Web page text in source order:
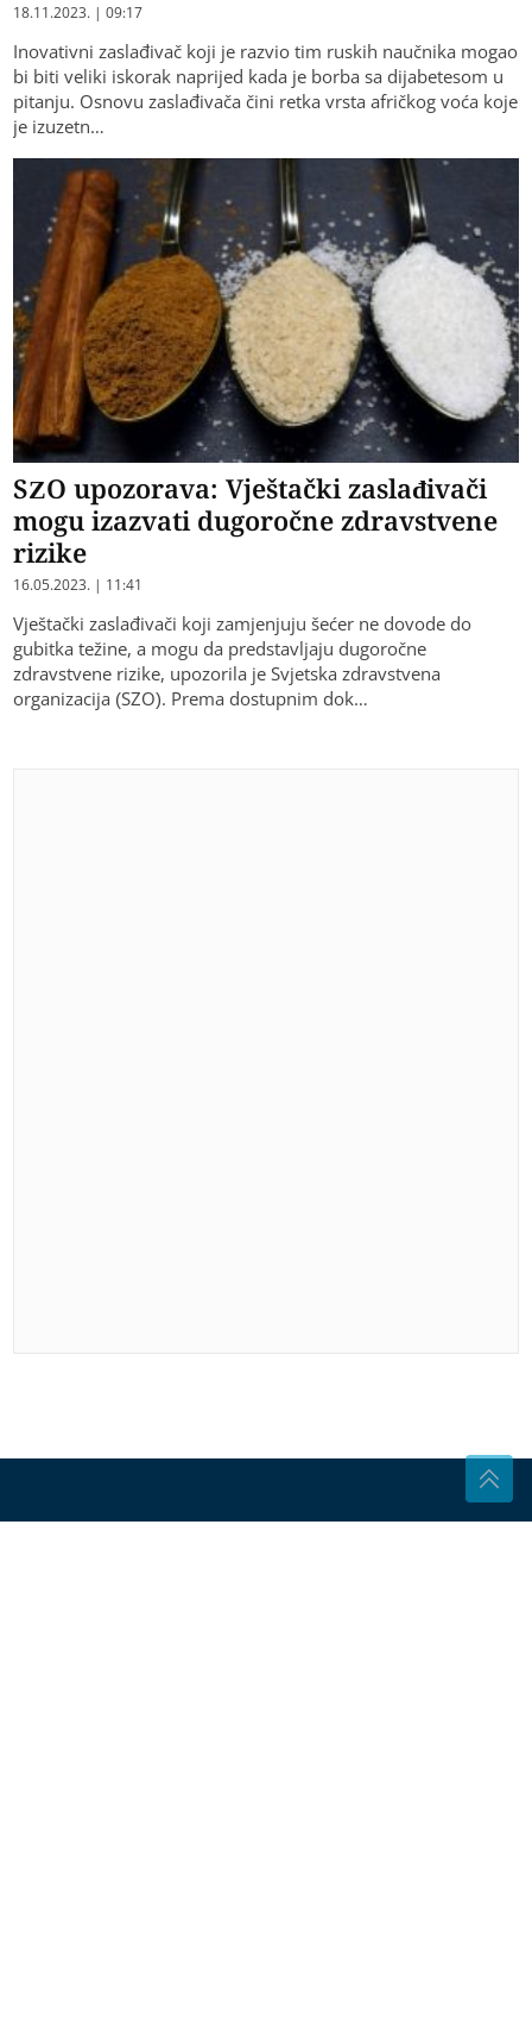
18.11.2023. | 09:17
Inovativni zaslađivač koji je razvio tim ruskih naučnika mogao
bi biti veliki iskorak naprijed kada je borba sa dijabetesom u
pitanju. Osnovu zaslađivača čini retka vrsta afričkog voća koje
je izuzetn…
SZO upozorava: Vještački zaslađivači
mogu izazvati dugoročne zdravstvene
rizike
16.05.2023. | 11:41
Vještački zaslađivači koji zamjenjuju šećer ne dovode do
gubitka težine, a mogu da predstavljaju dugoročne
zdravstvene rizike, upozorila je Svjetska zdravstvena
organizacija (SZO). Prema dostupnim dok…